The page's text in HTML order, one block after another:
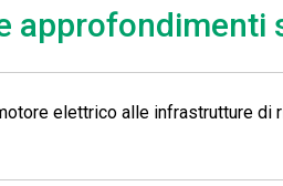
elettrico alle infrastrutture